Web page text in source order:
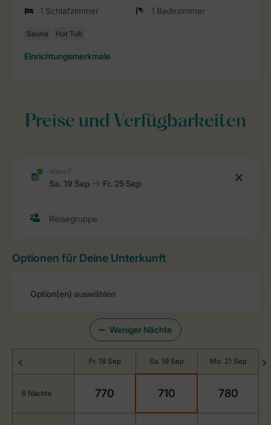
1 Schlafzimmer
1 Badezimmer
Einrichtungsmerkmale
Preise und Verfügbarkeiten
Optionen für Deine Unterkunft
Weniger Nächte
Fr. 18 Sep Sa. 19 Sep Mo. 21 Sep
6 Nächte 770 710 780